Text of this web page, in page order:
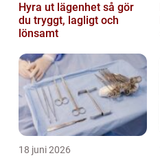
Hyra ut lägenhet så gör
du tryggt, lagligt och
lönsamt
18 juni 2026